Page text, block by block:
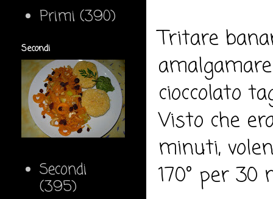
Tritare
cioccolato
Visto che
minuti,
170° per 30
Primi (390)
Secondi
Secondi
(395)